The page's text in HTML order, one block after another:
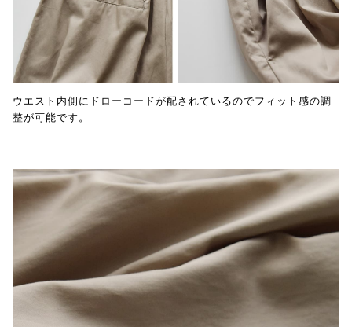
ウエスト内側にドローコードが配されているのでフィット感の調
整が可能です。